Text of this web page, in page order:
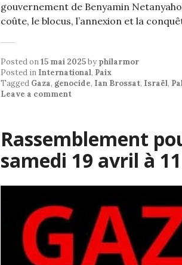
gouvernement de Benyamin
coûte, le blocus, l’annexion et la
Posted on15 mai 2025by philarmor
Posted in International, Paix
Tagged Gaza, genocide, Ian Brossat, Israël,
Leave a comment
Rassemblement
samedi 19 avril à